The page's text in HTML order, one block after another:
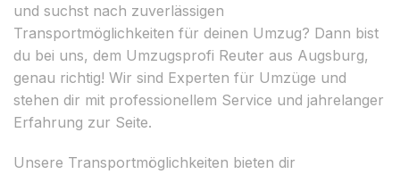
und suchst nach zuverlässigen
Transportmöglichkeiten für deinen Umzug? Dann bist
du bei uns, dem Umzugsprofi Reuter aus Augsburg,
genau richtig! Wir sind Experten für Umzüge und
stehen dir mit professionellem Service und jahrelanger
Erfahrung zur Seite.
Unsere Transportmöglichkeiten bieten dir